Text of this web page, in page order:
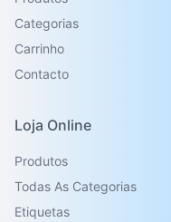
Categorias
Carrinho
Contacto
Loja Online
Produtos
Todas As Categorias
Etiquetas